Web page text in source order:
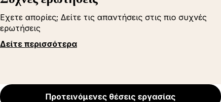
Εχετε απορίες; Δείτε τις απαντήσεις στις πιο συχνές
ερωτήσεις
Δείτε περισσότερα
Προτεινόμενες θέσεις εργασίας